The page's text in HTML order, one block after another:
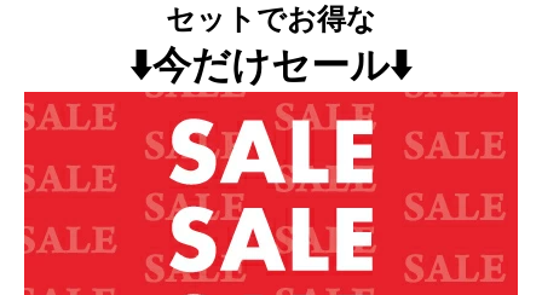
セットでお得な
⬇️今だけセール⬇️